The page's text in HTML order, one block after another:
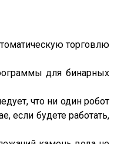
торговлю
для бинарных
что ни один робот
если будете работать,